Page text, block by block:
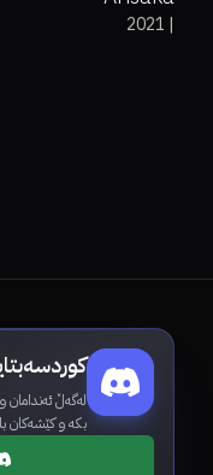
|
2021
لەگەڵ ئەندامان
بکە و کێشەکان